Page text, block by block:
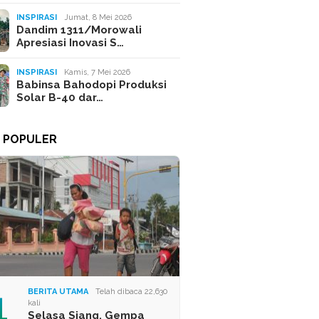
INSPIRASI Jumat, 8 Mei 2026
Dandim 1311/Morowali
Apresiasi Inovasi S…
INSPIRASI Kamis, 7 Mei 2026
Babinsa Bahodopi Produksi
Solar B-40 dar…
BERITA UTAMA
Telah dibaca 22,630
kali
Selasa Siang, Gempa